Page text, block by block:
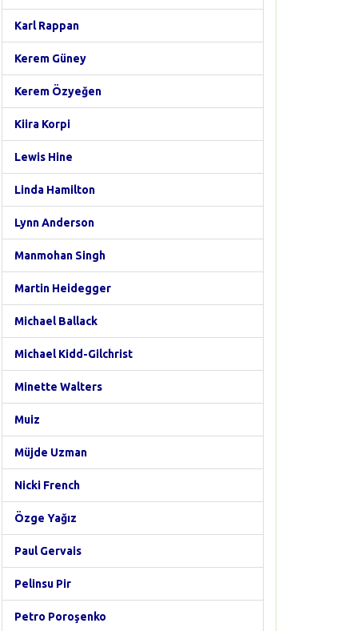
Karl Rappan
Kerem Güney
Kerem Özyeğen
Kiira Korpi
Lewis Hine
Linda Hamilton
Lynn Anderson
Manmohan Singh
Martin Heidegger
Michael Ballack
Michael Kidd-Gilchrist
Minette Walters
Muiz
Müjde Uzman
Nicki French
Özge Yağız
Paul Gervais
Pelinsu Pir
Petro Poroşenko